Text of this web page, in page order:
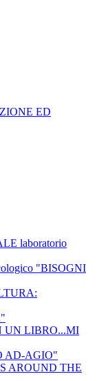
ED
laboratorio
"BISOGNI
UN LIBRO...MI
AD-AGIO"
AROUND THE